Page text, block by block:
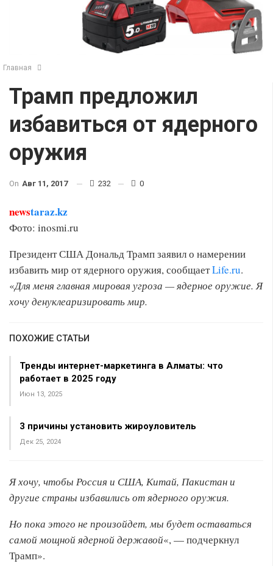
Главная
Трамп предложил
избавиться от ядерного
оружия
On Авг 11, 2017 232 0
newstaraz.kz
Фото: inosmi.ru
Президент США Дональд Трамп заявил о намерении
избавить мир от ядерного оружия, сообщаетLife.ru.
«Для меня главная мировая угроза — ядерное оружие. Я
хочу денуклеаризировать мир.
ПОХОЖИЕ СТАТЬИ
Тренды интернет-маркетинга в Алматы: что
работает в 2025 году
Июн 13, 2025
3 причины установить жироуловитель
Дек 25, 2024
Я хочу, чтобы Россия и США, Китай, Пакистан и
другие страны избавились от ядерного оружия.
Но пока этого не произойдет, мы будет оставаться
самой мощной ядерной державой«, — подчеркнул
Трамп».